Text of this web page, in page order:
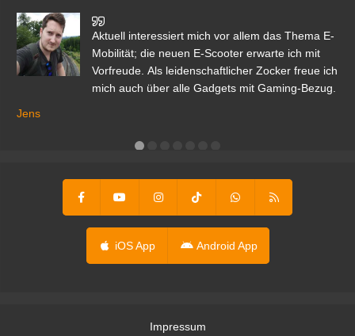
Aktuell interessiert mich vor allem das Thema E-
Mobilität; die neuen E-Scooter erwarte ich mit
Vorfreude. Als leidenschaftlicher Zocker freue ich
mich auch über alle Gadgets mit Gaming-Bezug.
Jens
iOS App Android App
Impressum